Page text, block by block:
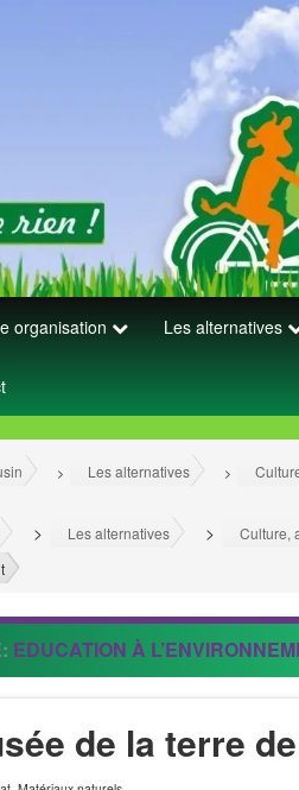
organisation Les alternatives
> Les alternatives >
> Les alternatives >
Culture,
EDUCATION À
de la terre